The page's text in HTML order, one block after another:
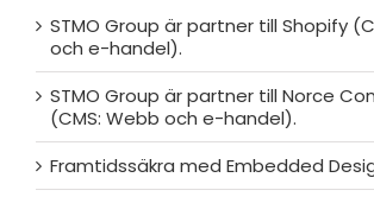
STMO Group är partner till Shopify
och e-handel).
STMO Group är partner till Norce
(CMS: Webb och e-handel).
Framtidssäkra med Embedded